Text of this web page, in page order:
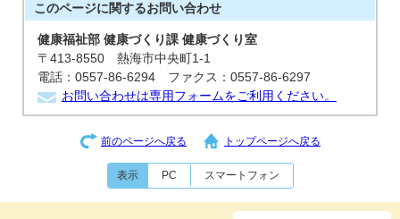
このページに関するお問い合わせ
健康福祉部 健康づくり課 健康づくり室
〒413-8550 熱海市中央町1-1
電話：0557-86-6294 ファクス：0557-86-6297
お問い合わせは専用フォームをご利用ください。
前のページへ戻る トップページへ戻る
表示 PC スマートフォン